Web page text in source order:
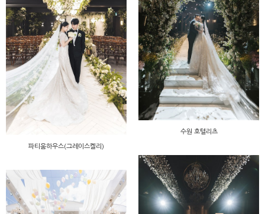
수원 호텔리츠
파티움하우스(그레이스켈리)